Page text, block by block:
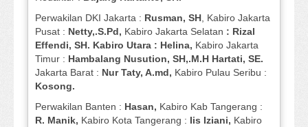
Perwakilan DKI Jakarta : Rusman, SH, Kabiro Jakarta
Pusat : Netty,.S.Pd, Kabiro Jakarta Selatan : Rizal
Effendi, SH. Kabiro Utara : Helina, Kabiro Jakarta
Timur : Hambalang Nusution, SH,.M.H Hartati, SE.
Jakarta Barat : Nur Taty, A.md, Kabiro Pulau Seribu :
Kosong.
Perwakilan Banten : Hasan, Kabiro Kab Tangerang :
R. Manik, Kabiro Kota Tangerang : Iis Iziani, Kabiro